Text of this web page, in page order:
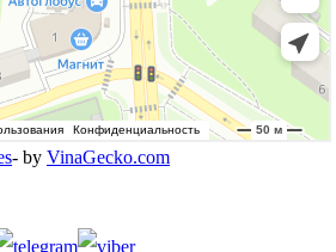
- by VinaGecko.com